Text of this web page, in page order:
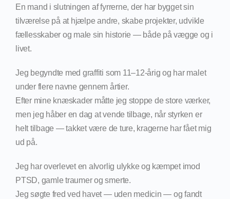
En mand i slutningen af fyrrerne, der har bygget sin
tilværelse på at hjælpe andre, skabe projekter, udvikle
fællesskaber og male sin historie — både på vægge og i
livet.
Jeg begyndte med graffiti som 11–12-årig og har malet
under flere navne gennem årtier.
Efter mine knæskader måtte jeg stoppe de store værker,
men jeg håber en dag at vende tilbage, når styrken er
helt tilbage — takket være de ture, kragerne har fået mig
ud på.
Jeg har overlevet en alvorlig ulykke og kæmpet imod
PTSD, gamle traumer og smerte.
Jeg søgte fred ved havet — uden medicin — og fandt